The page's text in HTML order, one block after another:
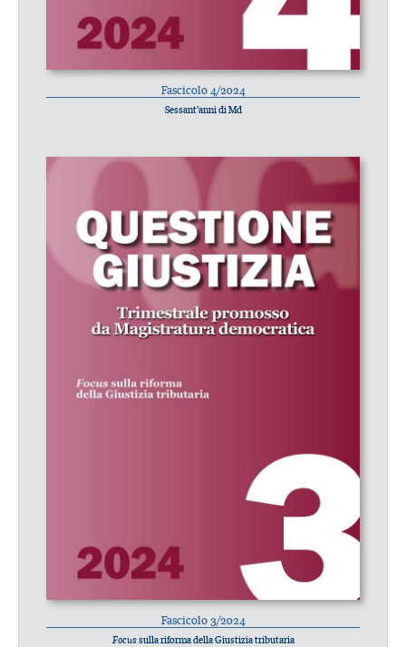
Fascicolo 4/2024
Sessant’anni di Md
Fascicolo 3/2024
Focussulla riforma della Giustizia tributaria